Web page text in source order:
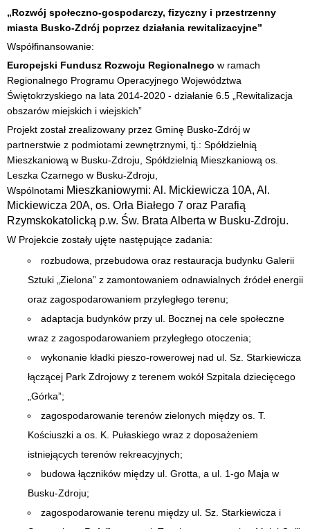
„Rozwój społeczno-gospodarczy, fizyczny i przestrzenny
miasta Busko-Zdrój poprzez działania rewitalizacyjne”
Współfinansowanie:
Europejski Fundusz Rozwoju Regionalnego w ramach
Regionalnego Programu Operacyjnego Województwa
Świętokrzyskiego na lata 2014-2020 - działanie 6.5 „Rewitalizacja
obszarów miejskich i wiejskich”
Projekt został zrealizowany przez Gminę Busko-Zdrój w
partnerstwie z podmiotami zewnętrznymi, tj.: Spółdzielnią
Mieszkaniową w Busku-Zdroju, Spółdzielnią Mieszkaniową os.
Leszka Czarnego w Busku-Zdroju,
Wspólnotami Mieszkaniowymi: Al. Mickiewicza 10A, Al.
Mickiewicza 20A, os. Orła Białego 7 oraz Parafią
Rzymskokatolicką p.w. Św. Brata Alberta w Busku-Zdroju.
W Projekcie zostały ujęte następujące zadania:
rozbudowa, przebudowa oraz restauracja budynku Galerii
Sztuki „Zielona” z zamontowaniem odnawialnych źródeł energii
oraz zagospodarowaniem przyległego terenu;
adaptacja budynków przy ul. Bocznej na cele społeczne
wraz z zagospodarowaniem przyległego otoczenia;
wykonanie kładki pieszo-rowerowej nad ul. Sz. Starkiewicza
łączącej Park Zdrojowy z terenem wokół Szpitala dziecięcego
„Górka”;
zagospodarowanie terenów zielonych między os. T.
Kościuszki a os. K. Pułaskiego wraz z doposażeniem
istniejących terenów rekreacyjnych;
budowa łączników między ul. Grotta, a ul. 1-go Maja w
Busku-Zdroju;
zagospodarowanie terenu między ul. Sz. Starkiewicza i